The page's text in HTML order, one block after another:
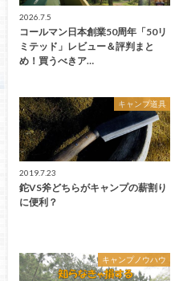
2026.7.5
コールマン日本創業50周年「50リ
ミテッド」レビュー＆評判まと
め！買うべきア…
キャンプ道具
2019.7.23
鉈VS斧どちらがキャンプの薪割り
に便利？
キャンプノウハウ